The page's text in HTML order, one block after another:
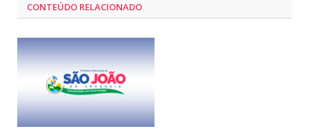
CONTEÚDO RELACIONADO